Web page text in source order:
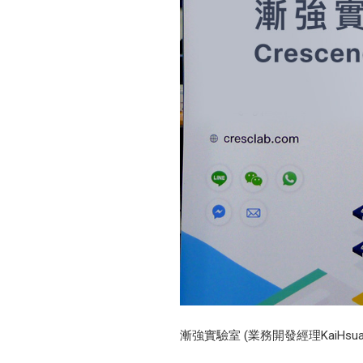
漸強實驗室 (業務開發經理